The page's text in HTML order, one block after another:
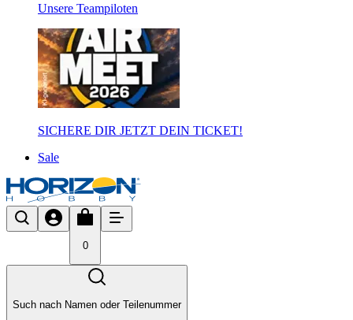
Unsere Teampiloten
SICHERE DIR JETZT DEIN TICKET!
Sale
0
Such nach Namen oder Teilenummer